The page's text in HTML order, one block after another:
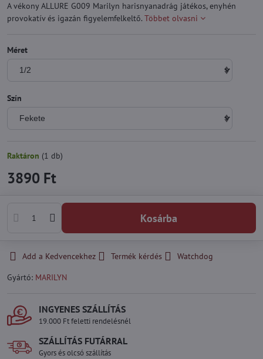
A vékony ALLURE G009 Marilyn harisnyanadrág játékos, enyhén
provokatív és igazán figyelemfelkeltő. Többet olvasni
Méret
Szín
Raktáron (1 db)
3890 Ft
Kosárba
Add a Kedvencekhez Termék kérdés
Watchdog
Gyártó: MARILYN
INGYENES SZÁLLÍTÁS
19.000 Ft feletti rendelésnél
SZÁLLÍTÁS FUTÁRRAL
Gyors és olcsó szállítás